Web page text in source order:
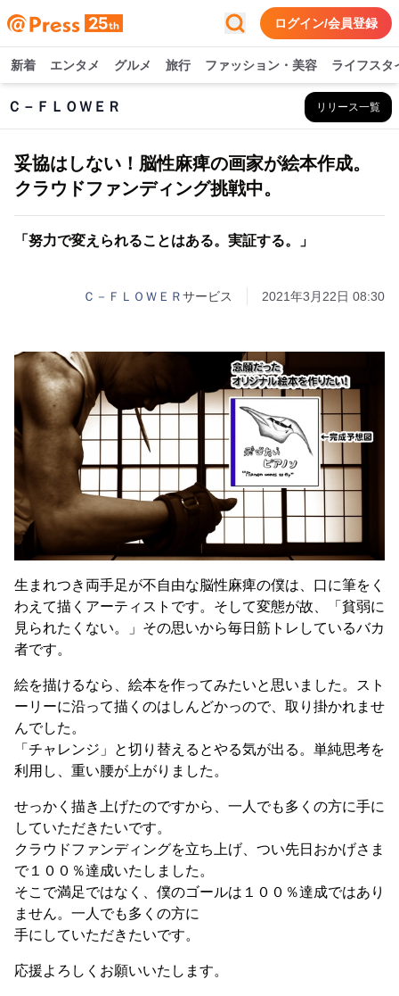
ログイン/会員登録
新着 エンタメ グルメ 旅行 ファッション・美容 ライフスタ
Ｃ－ＦＬＯＷＥＲ リリース一覧
妥協はしない！脳性麻痺の画家が絵本作成。
クラウドファンディング挑戦中。
「努力で変えられることはある。実証する。」
Ｃ－ＦＬＯＷＥＲサービス 2021年3月22日 08:30
生まれつき両手足が不自由な脳性麻痺の僕は、口に筆をく
わえて描くアーティストです。そして変態が故、「貧弱に
見られたくない。」その思いから毎日筋トレしているバカ
者です。
絵を描けるなら、絵本を作ってみたいと思いました。スト
ーリーに沿って描くのはしんどかっので、取り掛かれませ
んでした。
「チャレンジ」と切り替えるとやる気が出る。単純思考を
利用し、重い腰が上がりました。
せっかく描き上げたのですから、一人でも多くの方に手に
していただきたいです。
クラウドファンディングを立ち上げ、つい先日おかげさま
で１００％達成いたしました。
そこで満足ではなく、僕のゴールは１００％達成ではあり
ません。一人でも多くの方に
手にしていただきたいです。
応援よろしくお願いいたします。